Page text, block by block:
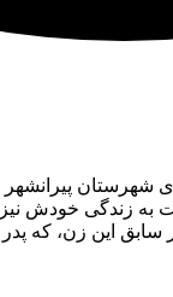
شهرستان
البته این زن سعی
این زن، که پدر